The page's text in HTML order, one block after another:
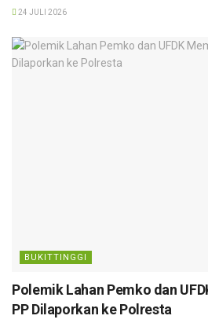
24 JULI 2026
BUKITTINGGI
Polemik Lahan Pemko dan
PP Dilaporkan ke Polresta